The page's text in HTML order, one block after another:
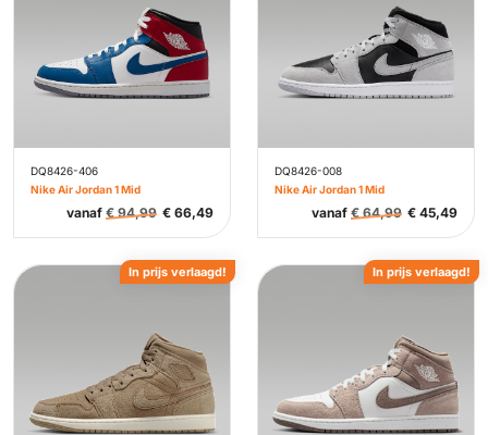
DQ8426-406
Nike Air Jordan 1 Mid
vanaf €94,99 € 66,49
DQ8426-008
Nike Air Jordan 1 Mid
vanaf €64,99 € 45,49
In prijs verlaagd! In prijs verlaagd!